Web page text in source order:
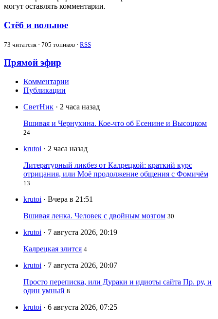
могут оставлять комментарии.
Стёб и вольное
73 читателя · 705 топиков · RSS
Прямой эфир
Комментарии
Публикации
СветНик · 2 часа назад
Вшивая и Чернухина. Кое-что об Есенине и Высоцком
24
krutoi · 2 часа назад
Литературный ликбез от Калрецкой: краткий курс
отрицания, или Моё продолжение общения с Фомичём
13
krutoi · Вчера в 21:51
Вшивая ленка. Человек с двойным мозгом 30
krutoi · 7 августа 2026, 20:19
Калрецкая злится 4
krutoi · 7 августа 2026, 20:07
Просто переписка, или Дураки и идиоты сайта Пр. ру, и
один умный 8
krutoi · 6 августа 2026, 07:25